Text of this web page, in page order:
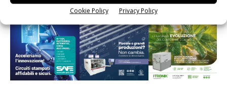
Cookie Policy Privacy Policy